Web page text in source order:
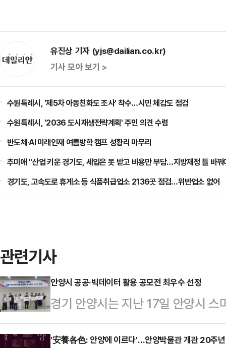
유진상 기자 (yjs@dailian.co.kr)
기사 모아 보기 >
수원특례시, '제5차 아동친화도 조사' 착수…시민 체감도 점검
수원특례시, '2036 도시재생전략계획' 주민 의견 수렴
반도체·AI 미래인재 여름방학 캠프 성황리 마무리
추미애 "산업 키운 경기도, 세입은 못 받고 비용만 부담…지방재정 틀 바
경기도, 고속도로 휴게소 등 식품취급업소 2136곳 점검…위반업소 없어
관련기사
안양시 공공·빅데이터 활용 공모전 최우수 선정
경기 안양시는 지난 17일 안양시
공·빅데이터 활용 및 분석 아이디
했다고 18일 밝혔다.이날 시상식에
'安養各色: 안양에 이르다'…안양박물관 개관 20주